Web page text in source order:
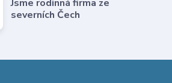
Jsme rodinná firma ze
severních Čech